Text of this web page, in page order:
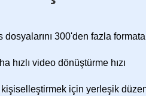
dosyalarını 300'den fazla
hızlı video dönüştürme hızı
için yerleşik